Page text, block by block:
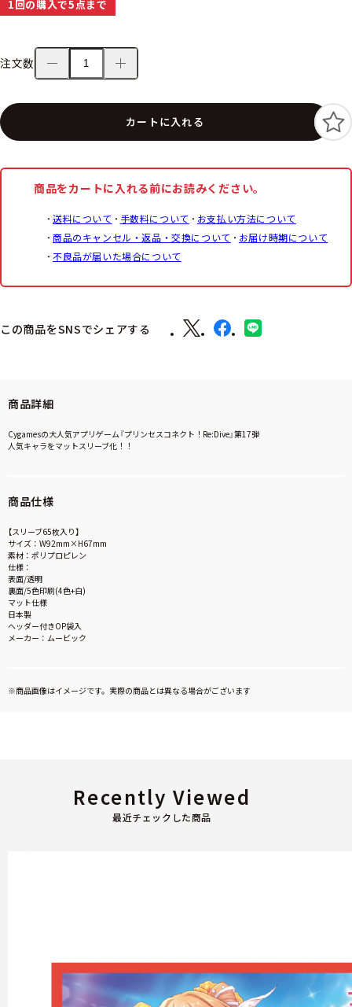
1回の購入で5点まで
注文数
カートに入れる
商品をカートに入れる前にお読みください。
送料について 手数料について
お支払い方法について
商品のキャンセル・返品・交換について
お届け時期について
不良品が届いた場合について
この商品をSNSでシェアする
商品詳細
Cygamesの大人気アプリゲーム『プリンセスコネクト！Re:Dive』第17弾
人気キャラをマットスリーブ化！！
商品仕様
【スリーブ65枚入り】
サイズ：W92mm×H67mm
素材：ポリプロピレン
仕様：
表面/透明
裏面/5色印刷(4色+白)
マット仕様
日本製
ヘッダー付きOP袋入
メーカー：ムービック
※商品画像はイメージです。実際の商品とは異なる場合がございます
最近チェックした商品
Recently Viewed